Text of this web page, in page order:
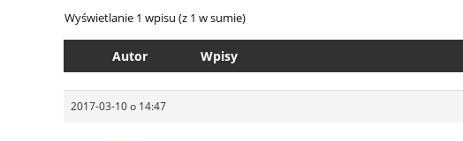
Wyświetlanie 1 wpisu (z 1 w sumie)
Autor Wpisy
2017-03-10 o 14:47